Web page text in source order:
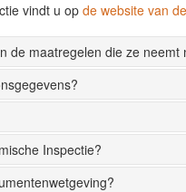
vindt u op de website van
de maatregelen die ze neemt
Inspectie?